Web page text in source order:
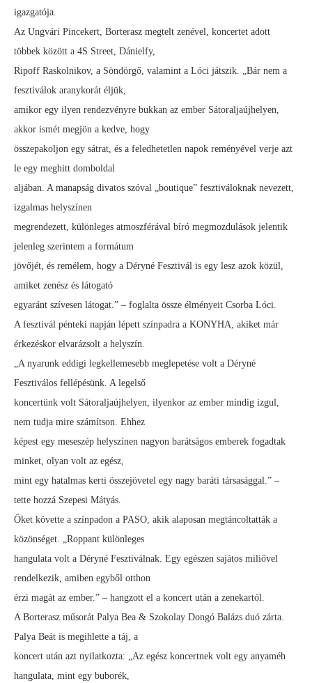
igazgatója.
Az Ungvári Pincekert, Borterasz megtelt zenével, koncertet adott
többek között a 4S Street, Dánielfy,
Ripoff Raskolnikov, a Söndörgő, valamint a Lóci játszik. „Bár nem a
fesztiválok aranykorát éljük,
amikor egy ilyen rendezvényre bukkan az ember Sátoraljaújhelyen,
akkor ismét megjön a kedve, hogy
összepakoljon egy sátrat, és a feledhetetlen napok reményével verje azt
le egy meghitt domboldal
aljában. A manapság divatos szóval „boutique” fesztiváloknak nevezett,
izgalmas helyszínen
megrendezett, különleges atmoszférával bíró megmozdulások jelentik
jelenleg szerintem a formátum
jövőjét, és remélem, hogy a Déryné Fesztivál is egy lesz azok közül,
amiket zenész és látogató
egyaránt szívesen látogat.” – foglalta össze élményeit Csorba Lóci.
A fesztivál pénteki napján lépett színpadra a KONYHA, akiket már
érkezéskor elvarázsolt a helyszín.
„A nyarunk eddigi legkellemesebb meglepetése volt a Déryné
Fesztiválos fellépésünk. A legelső
koncertünk volt Sátoraljaújhelyen, ilyenkor az ember mindig izgul,
nem tudja mire számítson. Ehhez
képest egy meseszép helyszínen nagyon barátságos emberek fogadtak
minket, olyan volt az egész,
mint egy hatalmas kerti összejövetel egy nagy baráti társasággal.” –
tette hozzá Szepesi Mátyás.
Őket követte a színpadon a PASO, akik alaposan megtáncoltatták a
közönséget. „Roppant különleges
hangulata volt a Déryné Fesztiválnak. Egy egészen sajátos miliővel
rendelkezik, amiben egyből otthon
érzi magát az ember.” – hangzott el a koncert után a zenekartól.
A Borterasz műsorát Palya Bea & Szokolay Dongó Balázs duó zárta.
Palya Beát is megihlette a táj, a
koncert után azt nyilatkozta: „Az egész koncertnek volt egy anyaméh
hangulata, mint egy buborék,